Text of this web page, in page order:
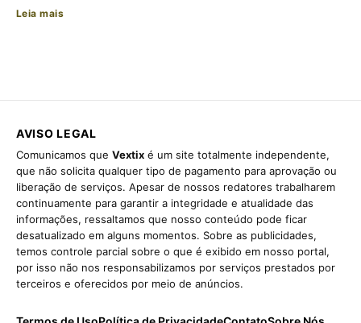
Leia mais
AVISO LEGAL
Comunicamos que Vextix é um site totalmente independente,
que não solicita qualquer tipo de pagamento para aprovação ou
liberação de serviços. Apesar de nossos redatores trabalharem
continuamente para garantir a integridade e atualidade das
informações, ressaltamos que nosso conteúdo pode ficar
desatualizado em alguns momentos. Sobre as publicidades,
temos controle parcial sobre o que é exibido em nosso portal,
por isso não nos responsabilizamos por serviços prestados por
terceiros e oferecidos por meio de anúncios.